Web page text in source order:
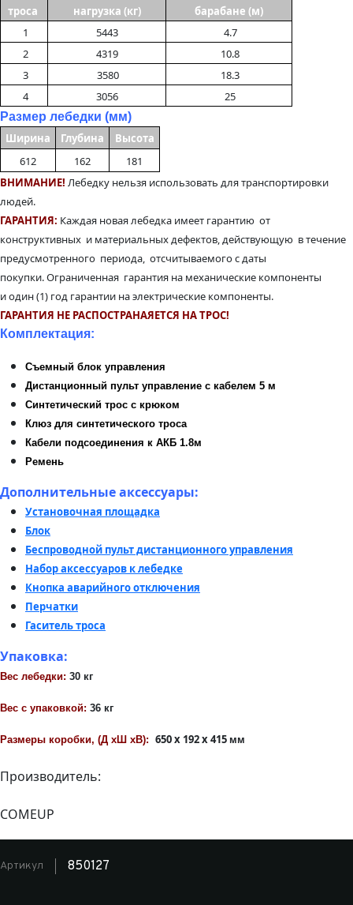
троса
нагрузка (кг)
барабане (м)
1
5443
4.7
2
4319
10.8
3
3580
18.3
4
3056 25
Размер лебедки (мм)
Ширина Глубина
Высота
612
162
181
ВНИМАНИЕ! Лебедку нельзя использовать для транспортировки
людей.
ГАРАНТИЯ: Каждая новая лебедка имеет гарантию от
конструктивных и материальных дефектов, действующую в течение
предусмотренного периода, отсчитываемого с даты
покупки. Ограниченная гарантия на механические компоненты
и один (1) год гарантии на электрические компоненты.
ГАРАНТИЯ НЕ РАСПОСТРАНАЯЕТСЯ НА ТРОС!
Комплектация:
Съемный блок управления
Дистанционный пульт управление с кабелем 5 м
Синтетический трос с крюком
Клюз для синтетического троса
Кабели подсоединения к АКБ 1.8м
Ремень
Дополнительные аксессуары:
Установочная площадка
Блок
Беспроводной пульт дистанционного управления
Набор аксессуаров к лебедке
Кнопка аварийного отключения
Перчатки
Гаситель троса
Упаковка:
Вес лебедки: 30 кг
Вес с упаковкой: 36 кг
Размеры коробки, (Д xШ xВ): 650 x 192 x 415 мм
Производитель:
COMEUP
Артикул 850127